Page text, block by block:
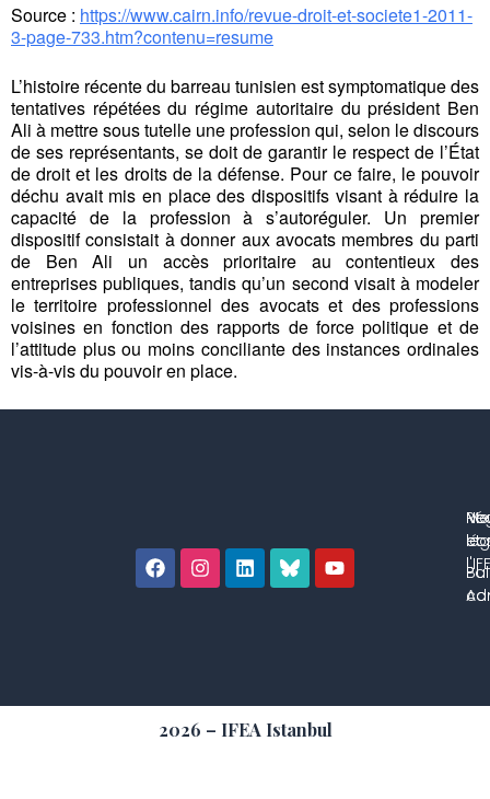
Source : https://www.cairn.info/revue-droit-et-societe1-2011-
3-page-733.htm?contenu=resume
L’histoire récente du barreau tunisien est symptomatique des
tentatives répétées du régime autoritaire du président Ben
Ali à mettre sous tutelle une profession qui, selon le discours
de ses représentants, se doit de garantir le respect de l’État
de droit et les droits de la défense. Pour ce faire, le pouvoir
déchu avait mis en place des dispositifs visant à réduire la
capacité de la profession à s’autoréguler. Un premier
dispositif consistait à donner aux avocats membres du parti
de Ben Ali un accès prioritaire au contentieux des
entreprises publiques, tandis qu’un second visait à modeler
le territoire professionnel des avocats et des professions
voisines en fonction des rapports de force politique et de
l’attitude plus ou moins conciliante des instances ordinales
vis-à-vis du pouvoir en place.
et
2026 – IFEA Istanbul